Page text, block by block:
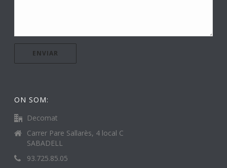
ON SOM:
Decomat
Carrer Pare Sallarès, 4 local C
SABADELL
93.725.85.05